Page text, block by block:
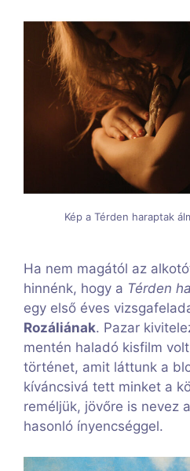
Kép a Térden haraptak
Ha nem magától az
hinnénk, hogy a Térden
egy első éves
Rozáliának. Pazar
mentén haladó kisfilm
történet, amit láttunk a
kíváncsivá tett minket a
reméljük, jövőre is nevez
hasonló ínyencséggel.